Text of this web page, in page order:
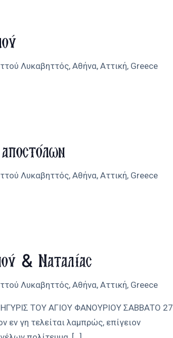
Λυκαβηττός, Αθήνα, Αττική, Greece
Λυκαβηττός, Αθήνα, Αττική, Greece
& Ναταλίας
Λυκαβηττός, Αθήνα, Αττική, Greece
ΤΟΥ ΑΓΙΟΥ ΦΑΝΟΥΡΙΟΥ ΣΑΒΒΑΤΟ 27
εν γη τελείται λαμπρώς, επίγειον